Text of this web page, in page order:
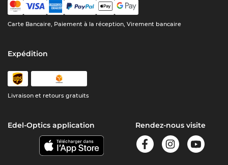
Carte Bancaire, Paiement à la réception, Virement bancaire
Expédition
Livraison et retours gratuits
Edel-Optics application Rendez-nous visite